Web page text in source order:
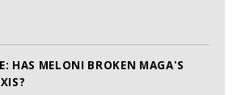
HAS MELONI BROKEN MAGA'S